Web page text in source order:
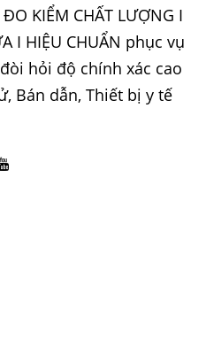
KIỂM CHẤT LƯỢNG I
I HIỆU CHUẨN phục vụ
hỏi độ chính xác cao
Bán dẫn, Thiết bị y tế